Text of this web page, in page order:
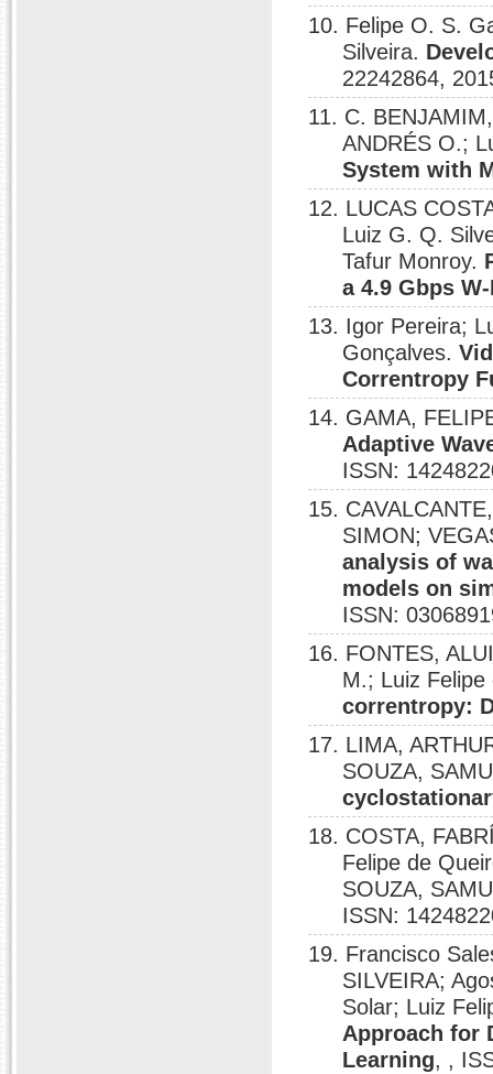
10. Felipe O. S.
Silveira.
22242864,
11. C.
ANDRÉS O.;
System with
12. LUCAS
Luiz G. Q.
Tafur Monroy.
a 4.9 Gbps
13. Igor Pereira;
Gonçalves.
Correntropy
14. GAMA,
Adaptive
ISSN:
15.
SIMON;
analysis of
models on
ISSN:
16. FONTES,
M.; Luiz
correntropy:
17. LIMA,
SOUZA,
18. COSTA,
Felipe de
SOUZA,
ISSN:
19. Francisco
SILVEIRA;
Solar; Luiz
Approach for
Learning, ,